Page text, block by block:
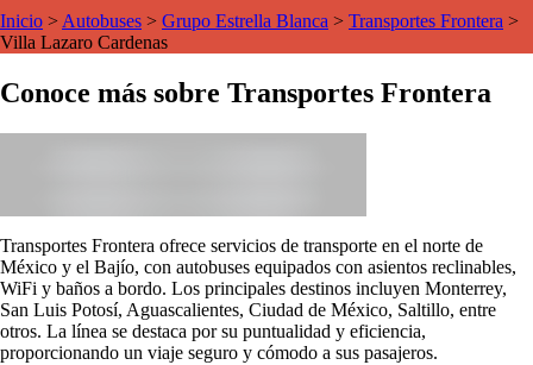
Inicio > Autobuses > Grupo Estrella Blanca > Transportes Frontera >
Villa Lazaro Cardenas
Conoce más sobre Transportes Frontera
Transportes Frontera ofrece servicios de transporte en el norte de
México y el Bajío, con autobuses equipados con asientos reclinables,
WiFi y baños a bordo. Los principales destinos incluyen Monterrey,
San Luis Potosí, Aguascalientes, Ciudad de México, Saltillo, entre
otros. La línea se destaca por su puntualidad y eficiencia,
proporcionando un viaje seguro y cómodo a sus pasajeros.